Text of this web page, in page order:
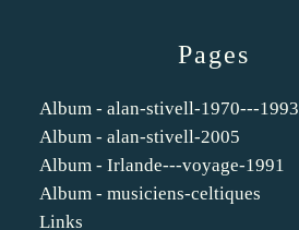
Pages
Album - alan-stivell-1970---1993
Album - alan-stivell-2005
Album - Irlande---voyage-1991
Album - musiciens-celtiques
Links